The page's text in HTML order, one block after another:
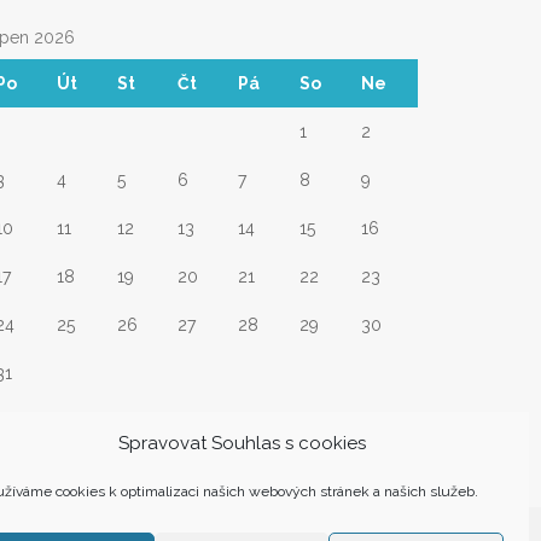
Spravovat Souhlas s cookies
cookies k optimalizaci našich webových stránek a našich služeb.
2026
Po Út St Čt Pá So Ne
1 2
4 5 6 7 8 9
11 12 13 14 15 16
18 19 20 21 22 23
25 26 27 28 29 30